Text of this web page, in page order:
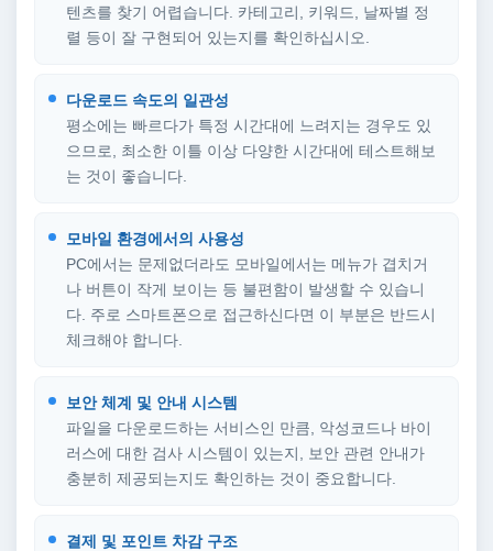
텐츠를 찾기 어렵습니다. 카테고리, 키워드, 날짜별 정
렬 등이 잘 구현되어 있는지를 확인하십시오.
다운로드 속도의 일관성
평소에는 빠르다가 특정 시간대에 느려지는 경우도 있
으므로, 최소한 이틀 이상 다양한 시간대에 테스트해보
는 것이 좋습니다.
모바일 환경에서의 사용성
PC에서는 문제없더라도 모바일에서는 메뉴가 겹치거
나 버튼이 작게 보이는 등 불편함이 발생할 수 있습니
다. 주로 스마트폰으로 접근하신다면 이 부분은 반드시
체크해야 합니다.
보안 체계 및 안내 시스템
파일을 다운로드하는 서비스인 만큼, 악성코드나 바이
러스에 대한 검사 시스템이 있는지, 보안 관련 안내가
충분히 제공되는지도 확인하는 것이 중요합니다.
결제 및 포인트 차감 구조